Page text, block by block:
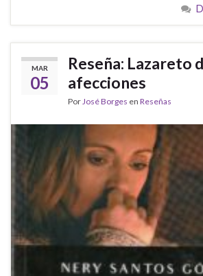
MAR
05
Reseña: Lazareto
afecciones
PorJosé Borges en Reseñas